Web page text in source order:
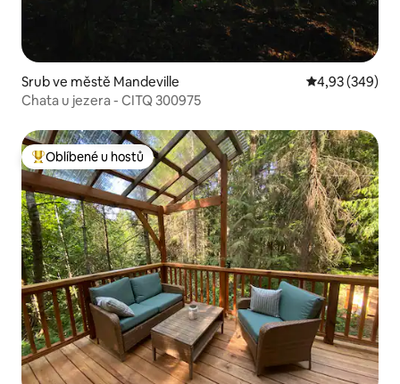
Srub ve městě Mandeville Průměrné
4,93 (349)
Chata u jezera - CITQ 300975
Nejlepší v kategorii Oblíbené u hostů
Oblíbené u hostů